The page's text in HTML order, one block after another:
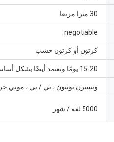
30 مترا مربعا
negotiable
كرتون أو كرتون خشب
15-20 يومًا وتعتمد أيضًا بشكل أساسي على الكمية
ويسترن يونيون ، تي / تي ، موني
5000 لفة / شهر